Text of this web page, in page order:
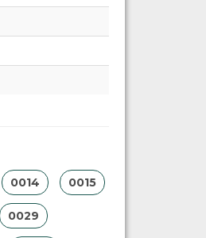
0014 0015
0029